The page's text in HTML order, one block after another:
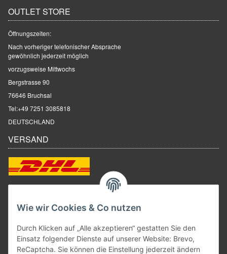
Wie wir Cookies & Co nutzen
Durch Klicken auf „Alle akzeptieren“ gestatten Sie den
Einsatz folgender Dienste auf unserer Website: Brevo,
ReCaptcha. Sie können die Einstellung jederzeit ändern
OUTLET STORE
Öffnungszeiten:
Nach vorheriger telefonischer Absprache
gewöhnlich jederzeit möglich
vorzugsweise Mittwochs
Bergstrasse 90
76646 Bruchsal
Tel:+49 7251 3085818
DEUTSCHLAND
VERSAND
ZAHLUNGSARTEN